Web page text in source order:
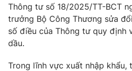
Tư vấn
Chuyên mục khác
Emagazine
Thông tư số 18/2025/TT-BCT
trưởng Bộ Công Thương sửa
số điều của Thông tư quy định
dầu.
Trong lĩnh vực xuất nhập khẩu,